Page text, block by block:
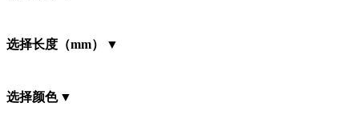
选择长度（mm）
选择颜色